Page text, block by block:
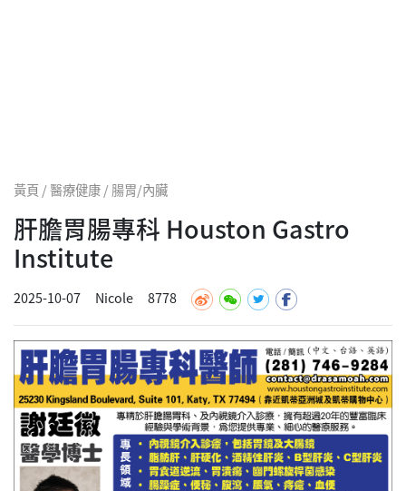
黃頁 / 醫療健康 / 腸胃/內臟
肝膽胃腸專科 Houston Gastro
Institute
2025-10-07 Nicole 8778